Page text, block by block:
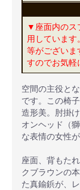
▼座面内のス
用していま
等がございま
すのでお気軽
空間の主役と
です。この椅
造形美。肘掛
オンヘッド（
な表情の女性
座面、背もた
クブラウンの
た真鍮鋲が、